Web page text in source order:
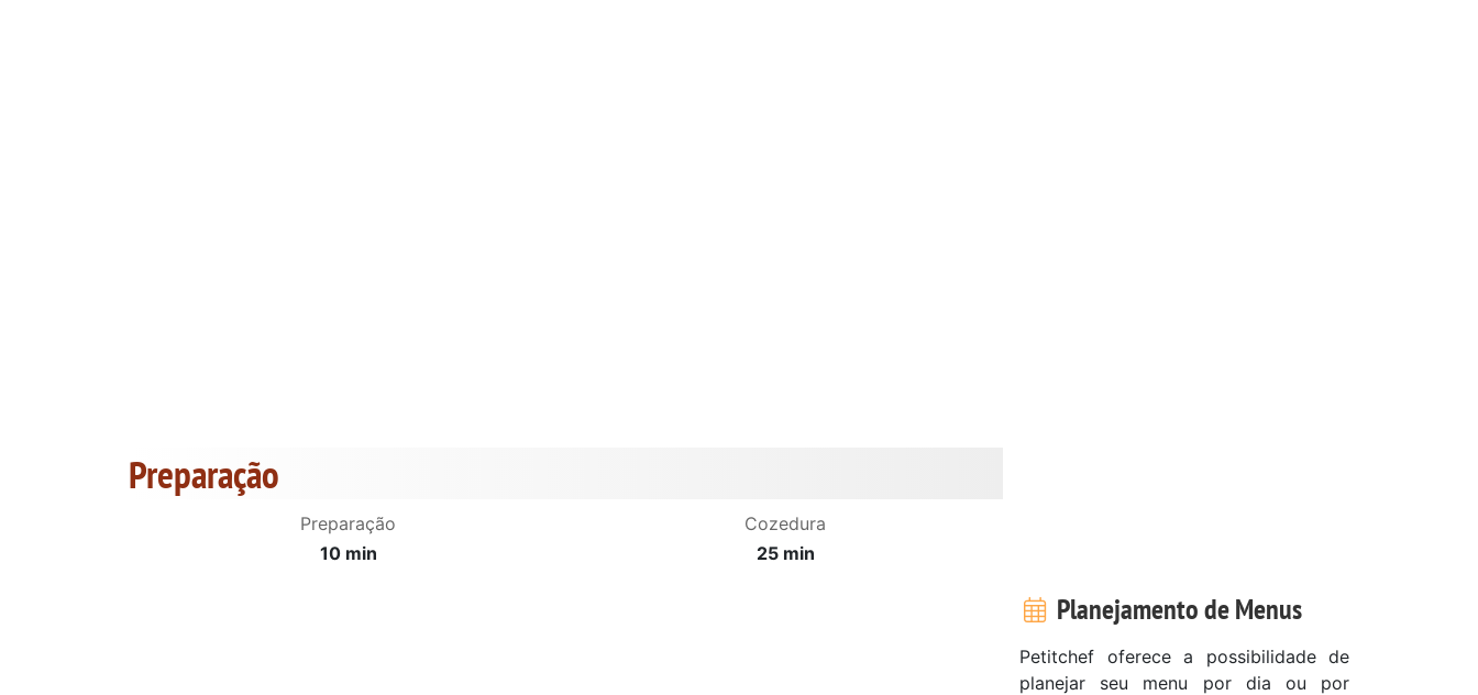
Preparação
Preparação
10 min
Cozedura
25 min
Planejamento de Menus
Petitchef oferece a possibilidade de
planejar seu menu por dia ou por